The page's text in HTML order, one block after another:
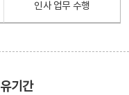
인사 업무 수행
기간